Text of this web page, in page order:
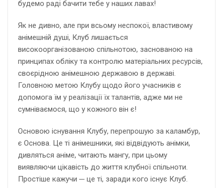
будемо раді бачити тебе у наших лавах!
Як не дивно, але при всьому неспокої, властивому
анімешній душі, Клуб лишається
високоорганізованою спільнотою, заснованою на
принципах обліку та контролю матеріальних ресурсів,
своєрідною анімешною державою в державі.
Головною метою Клубу щодо його учасників є
допомога їм у реалізації їх талантів, адже ми не
сумніваємося, що у кожного він є!
Основою існування Клубу, перепрошую за каламбур,
є Основа. Це ті анімешники, які відвідують анімки,
дивляться аніме, читають мангу, при цьому
виявляючи цікавість до життя клубної спільноти.
Простіше кажучи ─ це ті, заради кого існує Клуб.